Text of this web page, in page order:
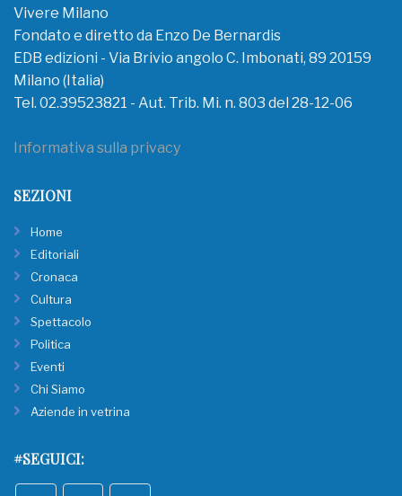
Vivere Milano
Fondato e diretto da Enzo De Bernardis
EDB edizioni - Via Brivio angolo C. Imbonati, 89 20159
Milano (Italia)
Tel. 02.39523821 - Aut. Trib. Mi. n. 803 del 28-12-06
Informativa sulla privacy
SEZIONI
Home
Editoriali
Cronaca
Cultura
Spettacolo
Politica
Eventi
Chi Siamo
Aziende in vetrina
#SEGUICI: